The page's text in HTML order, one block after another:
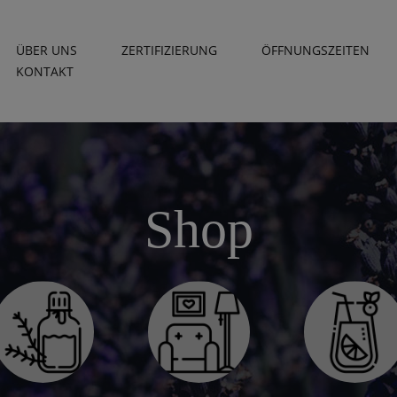
ÜBER UNS ZERTIFIZIERUNG
ÖFFNUNGSZEITEN
KONTAKT
Shop